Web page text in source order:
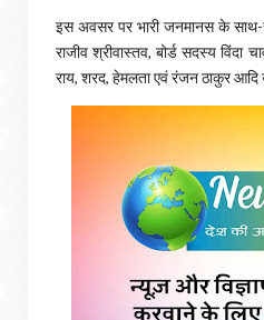
इस अवसर पर भारी जनमानस के साथ-
राजीव श्रीवास्तव, बोर्ड सदस्य विंदा
राय, शरद, हेमलता एवं रंजन ठाकुर आदि